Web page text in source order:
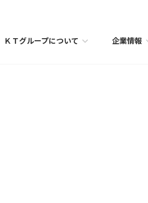
ＫＴグループについて 企業情報